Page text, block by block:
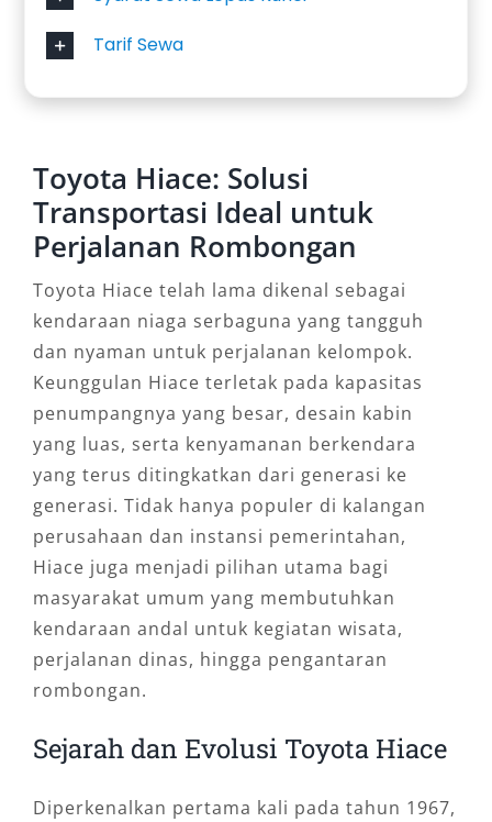
Tarif Sewa
Toyota Hiace: Solusi
Transportasi Ideal untuk
Perjalanan Rombongan
Toyota Hiace telah lama dikenal sebagai
kendaraan niaga serbaguna yang tangguh
dan nyaman untuk perjalanan kelompok.
Keunggulan Hiace terletak pada kapasitas
penumpangnya yang besar, desain kabin
yang luas, serta kenyamanan berkendara
yang terus ditingkatkan dari generasi ke
generasi. Tidak hanya populer di kalangan
perusahaan dan instansi pemerintahan,
Hiace juga menjadi pilihan utama bagi
masyarakat umum yang membutuhkan
kendaraan andal untuk kegiatan wisata,
perjalanan dinas, hingga pengantaran
rombongan.
Sejarah dan Evolusi Toyota Hiace
Diperkenalkan pertama kali pada tahun 1967,